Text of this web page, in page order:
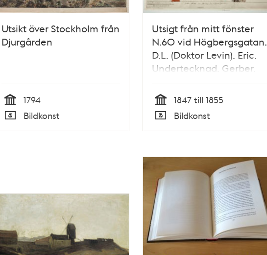
Utsikt över Stockholm från
Djurgården
Tid
1794
Typ
Bildkonst
Utsigt från mitt fönster
N.60 vid Högbergsgatan.
D.L. (Doktor Levin). Eric.
Undertecknad. Gerber.
Kniberg. Calle och Lotta
Kniberg. Löjtnant
Segerwall. Toffelsmällan.
Tid
1847 till 1855
Typ
Bildkonst